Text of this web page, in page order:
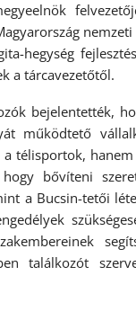
hegység
a tárcavezetőtől.
bejelentették,
működtető
a télisportok,
bővíteni
a Bucsin-tetői
találkozót